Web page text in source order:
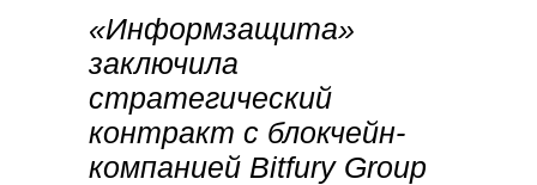
«Информзащита»
заключила
стратегический
контракт с блокчейн-
компанией Bitfury Group